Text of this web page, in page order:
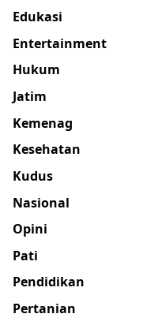
Edukasi
Entertainment
Hukum
Jatim
Kemenag
Kesehatan
Kudus
Nasional
Opini
Pati
Pendidikan
Pertanian